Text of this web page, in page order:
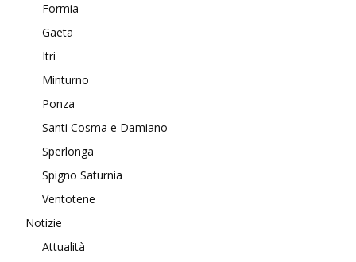
Formia
Gaeta
Itri
Minturno
Ponza
Santi Cosma e Damiano
Sperlonga
Spigno Saturnia
Ventotene
Notizie
Attualità